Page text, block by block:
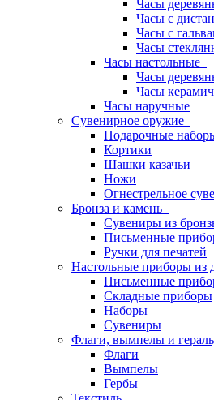
Часы
Часы с
Часы с
Часы
Часы настольные
Часы
Часы
Часы наручные
Сувенирное оружие
Подарочные
Кортики
Шашки казачьи
Ножи
Огнестрельное
Бронза и камень
Сувениры из
Письменные
Ручки для печатей
Настольные приборы из
Письменные
Складные приборы
Наборы
Сувениры
Флаги, вымпелы и
Флаги
Вымпелы
Гербы